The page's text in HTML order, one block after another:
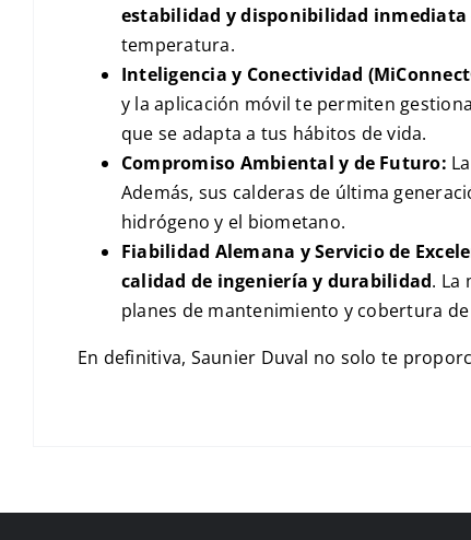
estabilidad y disponibilidad inmediata
temperatura.
Inteligencia y Conectividad
y la aplicación móvil te permiten
que se adapta a tus hábitos de vida.
Compromiso Ambiental y de Futuro:
Además, sus calderas de última
hidrógeno y el biometano.
Fiabilidad Alemana y Servicio de
calidad de ingeniería y durabilidad. La
planes de mantenimiento y cobertura de
En definitiva, Saunier Duval no solo te